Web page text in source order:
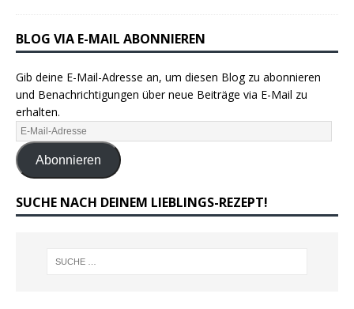
BLOG VIA E-MAIL ABONNIEREN
Gib deine E-Mail-Adresse an, um diesen Blog zu abonnieren
und Benachrichtigungen über neue Beiträge via E-Mail zu
erhalten.
Abonnieren
SUCHE NACH DEINEM LIEBLINGS-REZEPT!